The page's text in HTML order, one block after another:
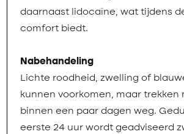
daarnaast lidocaïne, wat tijdens
comfort biedt.
Nabehandeling
Lichte roodheid, zwelling of
kunnen voorkomen, maar trekken
binnen een paar dagen weg.
eerste 24 uur wordt geadviseerd